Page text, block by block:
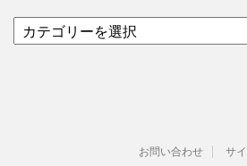
ブ
テ
お問い合わせ サ